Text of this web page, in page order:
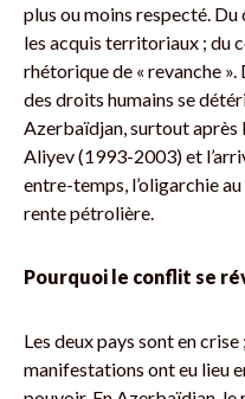
plus ou moins respecté.
les acquis territoriaux ; du
rhétorique de « revanche
des droits humains se
Azerbaïdjan, surtout après
Aliyev (1993-2003) et
entre-temps, l’oligarchie
rente pétrolière.
Pourquoi le conflit se
Les deux pays sont en
manifestations ont eu lieu